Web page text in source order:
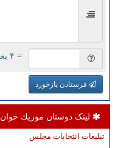
= ۴ بعلاوه ۲
فرستادن بازخورد
لینک دوستان موزیك خوان
تبلیغات انتخابات مجلس